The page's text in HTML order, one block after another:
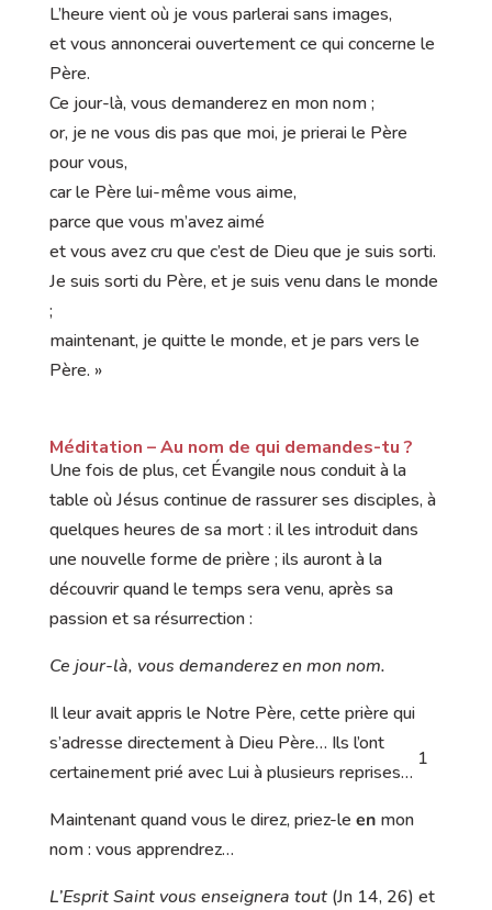
L’heure vient où je vous parlerai sans images,
et vous annoncerai ouvertement ce qui concerne le
Père.
Ce jour-là, vous demanderez en mon nom ;
or, je ne vous dis pas que moi, je prierai le Père
pour vous,
car le Père lui-même vous aime,
parce que vous m’avez aimé
et vous avez cru que c’est de Dieu que je suis sorti.
Je suis sorti du Père, et je suis venu dans le monde
;
maintenant, je quitte le monde, et je pars vers le
Père. »
Méditation –Au nom de qui demandes-tu ?
Une fois de plus, cet Évangile nous conduit à la
table où Jésus continue de rassurer ses disciples, à
quelques heures de sa mort : il les introduit dans
une nouvelle forme de prière ; ils auront à la
découvrir quand le temps sera venu, après sa
passion et sa résurrection :
Ce jour-là, vous demanderez en mon nom.
Il leur avait appris le Notre Père, cette prière qui
s’adresse directement à Dieu Père… Ils l’ont
certainement prié avec Lui à plusieurs reprises…
1
Maintenant quand vous le direz, priez-le enmon
nom : vous apprendrez…
L’Esprit Saint vous enseignera tout(Jn 14, 26) et